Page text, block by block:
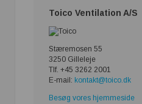
Toico Ventilation A/S
Stæremosen 55
3250 Gilleleje
Tlf. +45 3262 2001
E-mail: kontakt@toico.dk
Besøg vores hjemmeside